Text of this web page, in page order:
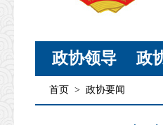
政协领导 政
首页 > 政协要闻